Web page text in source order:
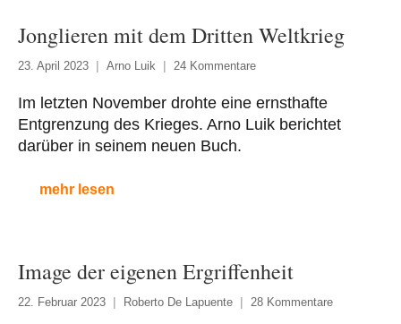
Jonglieren mit dem Dritten Weltkrieg
23. April 2023 Arno Luik 24 Kommentare
Im letzten November drohte eine ernsthafte
Entgrenzung des Krieges. Arno Luik berichtet
darüber in seinem neuen Buch.
mehr lesen
Image der eigenen Ergriffenheit
22. Februar 2023 Roberto De Lapuente 28 Kommentare